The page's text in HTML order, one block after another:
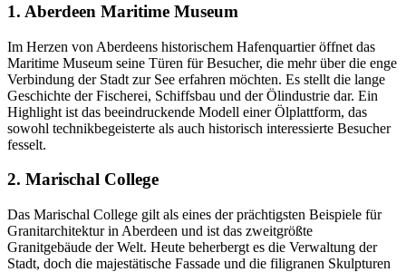
1. Aberdeen Maritime Museum
Im Herzen von Aberdeens historischem Hafenquartier öffnet das
Maritime Museum seine Türen für Besucher, die mehr über die enge
Verbindung der Stadt zur See erfahren möchten. Es stellt die lange
Geschichte der Fischerei, Schiffsbau und der Ölindustrie dar. Ein
Highlight ist das beeindruckende Modell einer Ölplattform, das
sowohl technikbegeisterte als auch historisch interessierte Besucher
fesselt.
2. Marischal College
Das Marischal College gilt als eines der prächtigsten Beispiele für
Granitarchitektur in Aberdeen und ist das zweitgrößte
Granitgebäude der Welt. Heute beherbergt es die Verwaltung der
Stadt, doch die majestätische Fassade und die filigranen Skulpturen